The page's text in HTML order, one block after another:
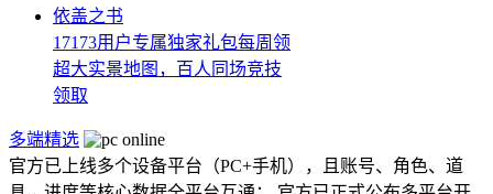
依盖之书
17173用户专属独家礼包每周领
超大实景地图，百人同场竞技
领取
多端精选
官方已上线多个设备平台（PC+手机），且账号、角色、道